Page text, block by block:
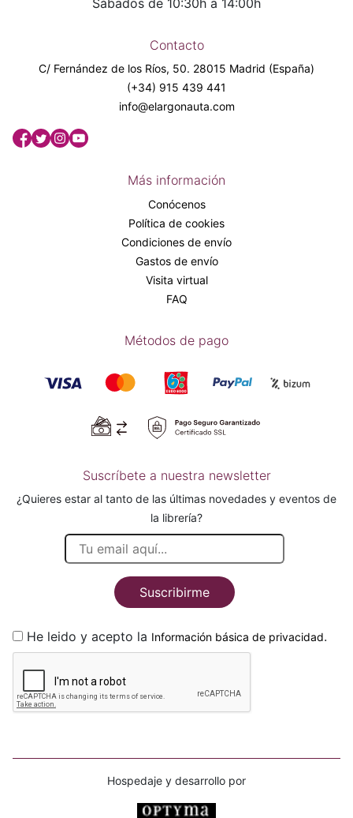
Sábados de 10:30h a 14:00h
Contacto
C/ Fernández de los Ríos, 50. 28015 Madrid (España)
(+34) 915 439 441
info@elargonauta.com
Más información
Conócenos
Política de cookies
Condiciones de envío
Gastos de envío
Visita virtual
FAQ
Métodos de pago
Suscríbete a nuestra newsletter
¿Quieres estar al tanto de las últimas novedades y eventos de
la librería?
Suscribirme
He leido y acepto la Información básica de privacidad.
Hospedaje y desarrollo por